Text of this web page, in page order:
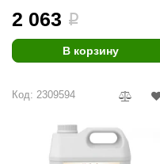
2 063 i
В корзину
Код: 2309594